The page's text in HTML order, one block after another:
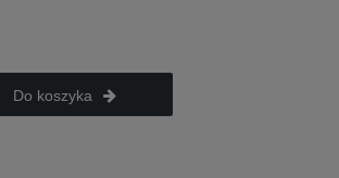
Do koszyka